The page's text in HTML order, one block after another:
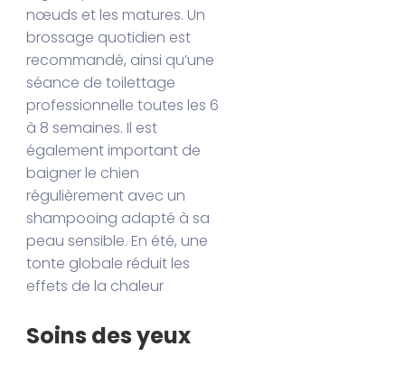
nœuds et les matures. Un
brossage quotidien est
recommandé, ainsi qu’une
séance de toilettage
professionnelle toutes les 6
à 8 semaines. Il est
également important de
baigner le chien
régulièrement avec un
shampooing adapté à sa
peau sensible. En été, une
tonte globale réduit les
effets de la chaleur
Soins des yeux